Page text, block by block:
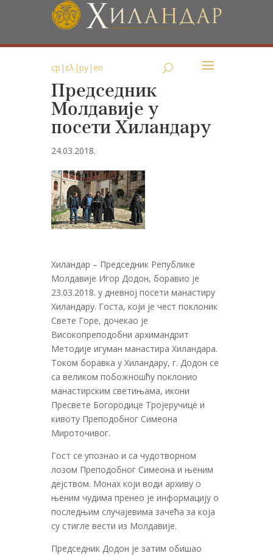
ср | ελ|ру| en
Председник
Молдавије у
посети Хиландару
24.03.2018.
Хиландар – Председник Републике
Молдавије Игор Додон, боравио је
23.03.2018. у дневној посети манастиру
Хиландару. Госта, који је чест поклоник
Свете Горе, дочекао је
Високопреподобни архимандрит
Методије игуман манастира Хиландара.
Током боравка у Хиландару, г. Додон се
са великом побожношћу поклонио
манастирским светињама, икони
Пресвете Богородице Тројеручице и
кивоту Преподобног Симеона
Мироточивог.
Гост се упознао и са чудотворном
лозом Преподобног Симеона и њеним
дејством. Монах који води архиву о
њеним чудима пренео је информацију о
последњим случајевима зачећа за која
су стигле вести из Молдавије.
Председник Додон је затим обишао